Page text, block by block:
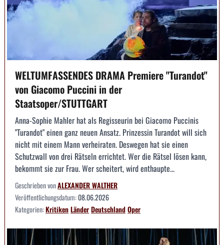
WELTUMFASSENDES DRAMA Premiere "Turandot"
von Giacomo Puccini in der
Staatsoper/STUTTGART
Anna-Sophie Mahler hat als Regisseurin bei Giacomo Puccinis
"Turandot" einen ganz neuen Ansatz. Prinzessin Turandot will sich
nicht mit einem Mann verheiraten. Deswegen hat sie einen
Schutzwall von drei Rätseln errichtet. Wer die Rätsel lösen kann,
bekommt sie zur Frau. Wer scheitert, wird enthaupte...
Geschrieben vonALEXANDER WALTHER
Veröffentlichungsdatum:08.06.2026
Kategorien:KritikenLänderDeutschlandOper